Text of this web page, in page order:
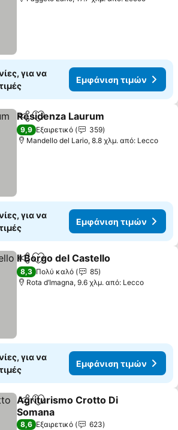
για να
Εμφάνιση τιμών
Κοινοποίηση
Προσθήκη στα αγαπημένα
Residenza Laurum
9,9 Εξαιρετικό
359
Mandello del Lario, 8.8 χλμ. από: Lecco
για να
Εμφάνιση τιμών
Κοινοποίηση
Προσθήκη στα αγαπημένα
Il Borgo del Castello
8,3 Πολύ καλό
85
Rota d’Imagna, 9.6 χλμ. από: Lecco
για να
Εμφάνιση τιμών
Κοινοποίηση
Προσθήκη στα αγαπημένα
Agriturismo Crotto Di
Somana
8,6 Εξαιρετικό
623